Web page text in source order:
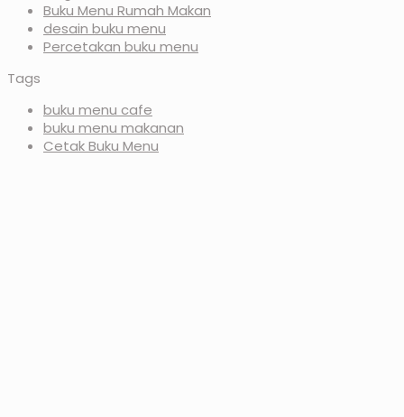
Buku Menu Rumah Makan
desain buku menu
Percetakan buku menu
Tags
buku menu cafe
buku menu makanan
Cetak Buku Menu